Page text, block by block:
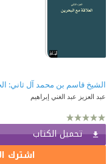
عبد العزيز عبد الغني إبراهيم
تحميل الكتاب
اشترك